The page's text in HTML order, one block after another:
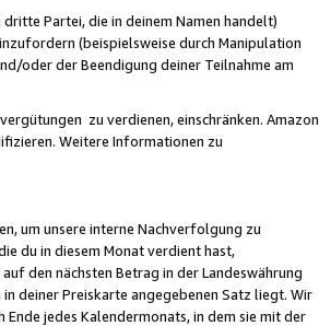
Partei, die in deinem Namen handelt)
(beispielsweise durch Manipulation
oder der Beendigung deiner Teilnahme am
zu verdienen, einschränken. Amazon
Weitere Informationen zu
um unsere interne Nachverfolgung zu
du in diesem Monat verdient hast,
den nächsten Betrag in der Landeswährung
deiner Preiskarte angegebenen Satz liegt. Wir
jedes Kalendermonats, in dem sie mit der